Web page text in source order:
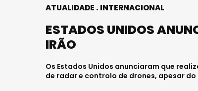
ATUALIDADE INTERNACIONAL
ESTADOS UNIDOS
IRÃO
Os Estados Unidos anunciaram que
de radar e controlo de drones, apesar